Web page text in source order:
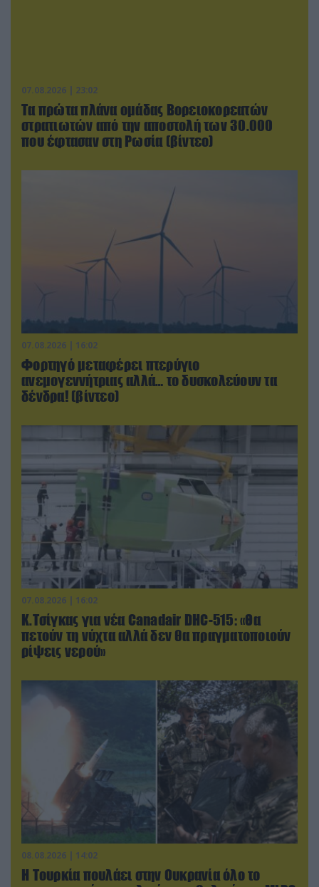
07.08.2026 | 23:02
Τα πρώτα πλάνα ομάδας Βορειοκορεατών
στρατιωτών από την αποστολή των 30.000
που έφτασαν στη Ρωσία (βίντεο)
07.08.2026 | 16:02
Φορτηγό μεταφέρει πτερύγιο
ανεμογεννήτριας αλλά… το δυσκολεύουν τα
δένδρα! (βίντεο)
07.08.2026 | 16:02
Κ.Τσίγκας για νέα Canadair DHC-515: «Θα
πετούν τη νύχτα αλλά δεν θα πραγματοποιούν
ρίψεις νερού»
08.08.2026 | 14:02
Η Τουρκία πουλάει στην Ουκρανία όλο το